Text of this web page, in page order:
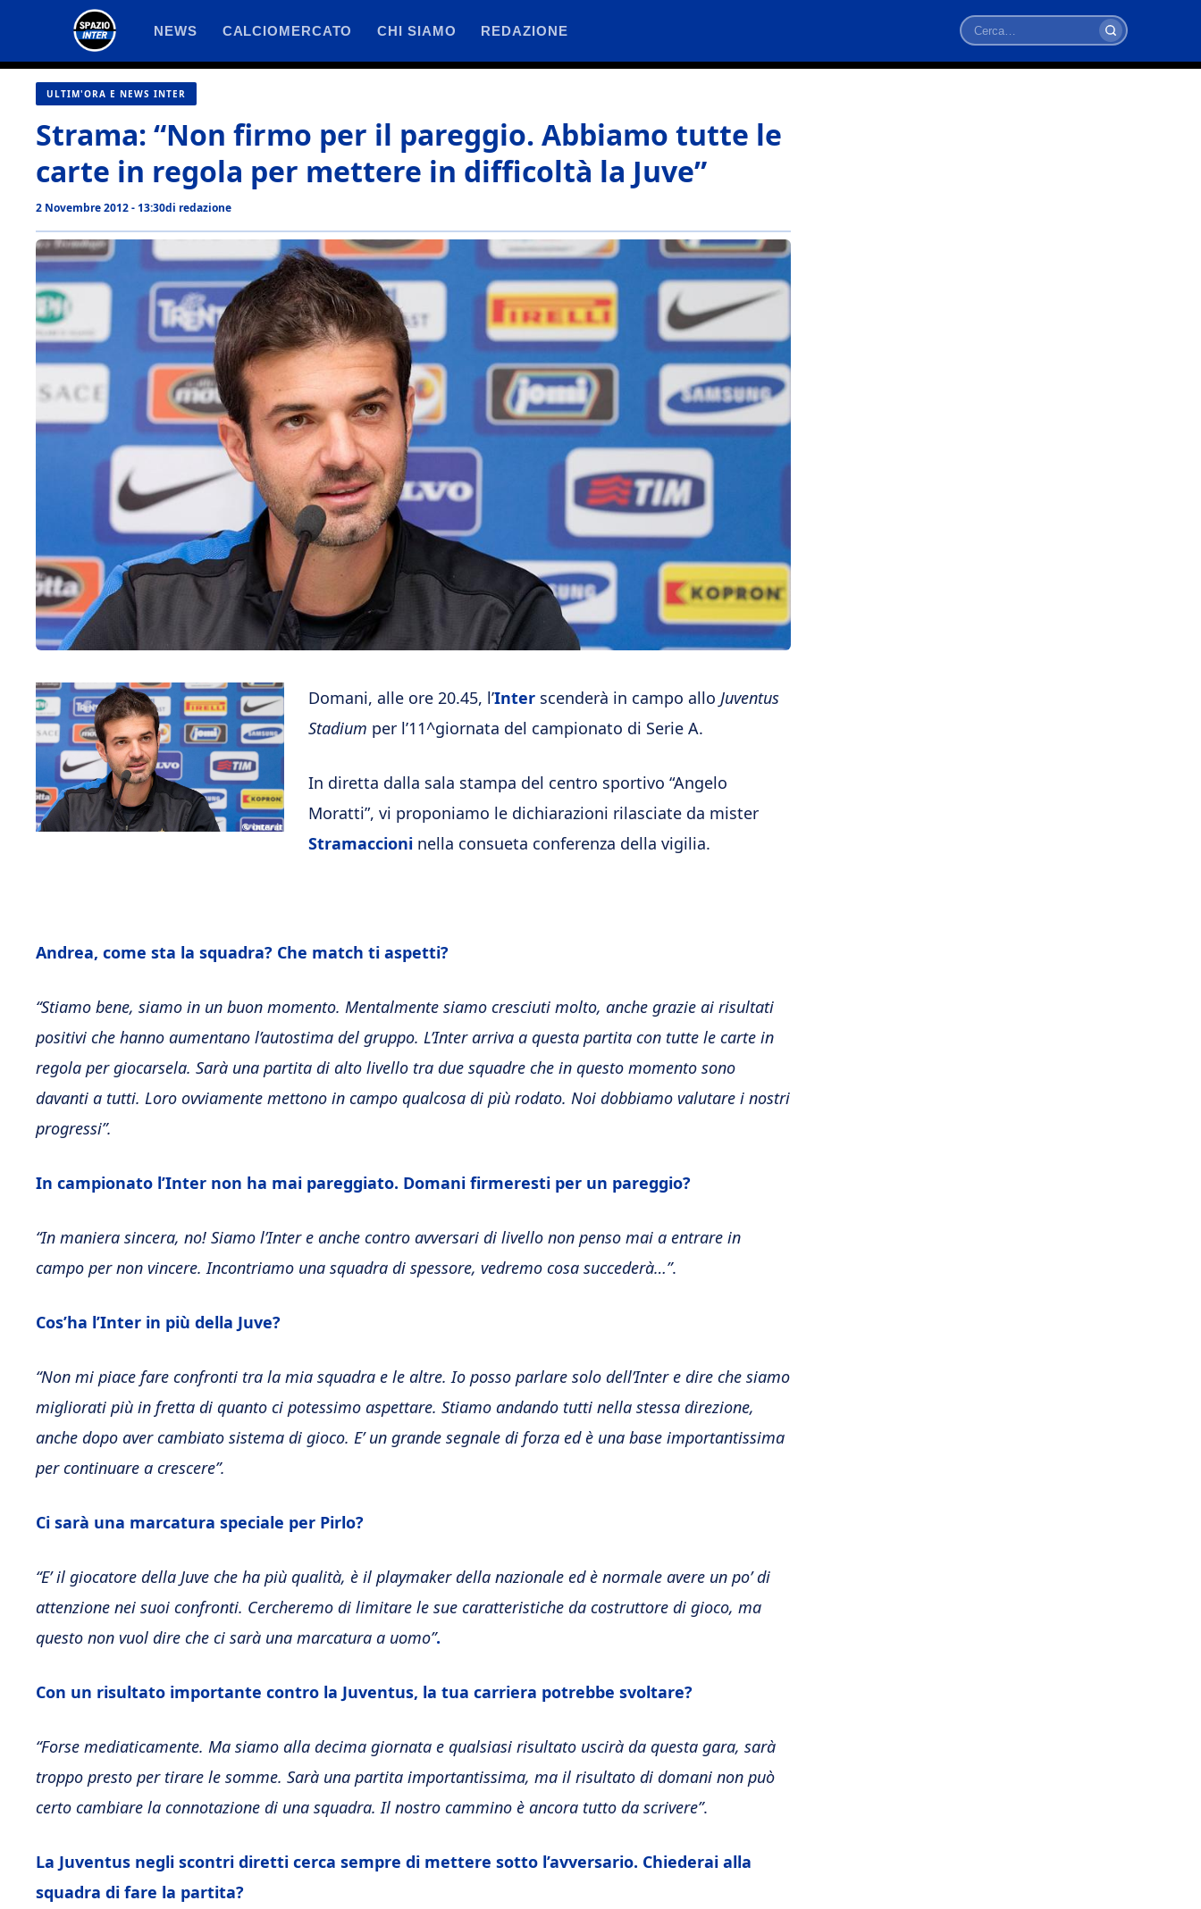
contenuto
NEWS CALCIOMERCATO CHI SIAMO REDAZIONE
Cerca
ULTIM'ORA E NEWS INTER
Strama: “Non firmo per il pareggio. Abbiamo tutte le
carte in regola per mettere in difficoltà la Juve”
2 Novembre 2012 - 13:30di redazione
Domani, alle ore 20.45, l’Inter scenderà in campo allo Juventus
Stadium per l’11^giornata del campionato di Serie A.
In diretta dalla sala stampa del centro sportivo “Angelo
Moratti”, vi proponiamo le dichiarazioni rilasciate da mister
Stramaccioni nella consueta conferenza della vigilia.
Andrea, come sta la squadra? Che match ti aspetti?
“Stiamo bene, siamo in un buon momento. Mentalmente siamo cresciuti molto, anche grazie ai risultati
positivi che hanno aumentano l’autostima del gruppo. L’Inter arriva a questa partita con tutte le carte in
regola per giocarsela. Sarà una partita di alto livello tra due squadre che in questo momento sono
davanti a tutti. Loro ovviamente mettono in campo qualcosa di più rodato. Noi dobbiamo valutare i nostri
progressi”.
In campionato l’Inter non ha mai pareggiato. Domani firmeresti per un pareggio?
“In maniera sincera, no! Siamo l’Inter e anche contro avversari di livello non penso mai a entrare in
campo per non vincere. Incontriamo una squadra di spessore, vedremo cosa succederà…”.
Cos’ha l’Inter in più della Juve?
“Non mi piace fare confronti tra la mia squadra e le altre. Io posso parlare solo dell’Inter e dire che siamo
migliorati più in fretta di quanto ci potessimo aspettare. Stiamo andando tutti nella stessa direzione,
anche dopo aver cambiato sistema di gioco. E’ un grande segnale di forza ed è una base importantissima
per continuare a crescere”.
Ci sarà una marcatura speciale per Pirlo?
“E’ il giocatore della Juve che ha più qualità, è il playmaker della nazionale ed è normale avere un po’ di
attenzione nei suoi confronti. Cercheremo di limitare le sue caratteristiche da costruttore di gioco, ma
questo non vuol dire che ci sarà una marcatura a uomo”.
Con un risultato importante contro la Juventus, la tua carriera potrebbe svoltare?
“Forse mediaticamente. Ma siamo alla decima giornata e qualsiasi risultato uscirà da questa gara, sarà
troppo presto per tirare le somme. Sarà una partita importantissima, ma il risultato di domani non può
certo cambiare la connotazione di una squadra. Il nostro cammino è ancora tutto da scrivere”.
La Juventus negli scontri diretti cerca sempre di mettere sotto l’avversario. Chiederai alla
squadra di fare la partita?